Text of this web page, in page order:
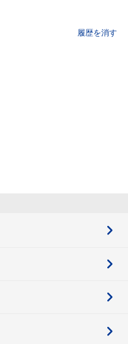
履歴を消す